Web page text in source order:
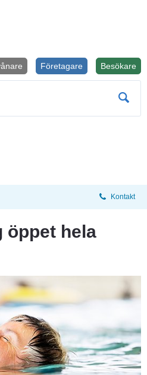
Besökare
Företagare
Kontakt
öppet hela